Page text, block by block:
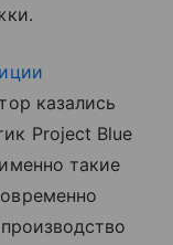
казались
Project Blue
такие